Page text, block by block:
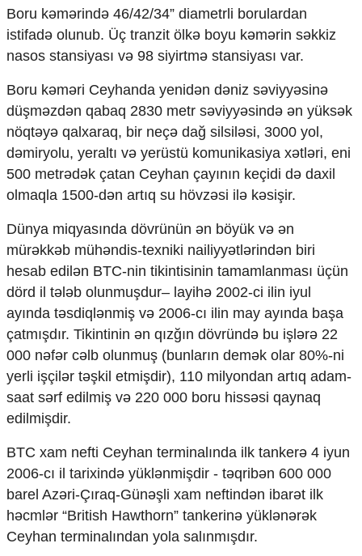
Boru kəmərində 46/42/34” diametrli borulardan
istifadə olunub. Üç tranzit ölkə boyu kəmərin səkkiz
nasos stansiyası və 98 siyirtmə stansiyası var.
Boru kəməri Ceyhanda yenidən dəniz səviyyəsinə
düşməzdən qabaq 2830 metr səviyyəsində ən yüksək
nöqtəyə qalxaraq, bir neçə dağ silsiləsi, 3000 yol,
dəmiryolu, yeraltı və yerüstü komunikasiya xətləri, eni
500 metrədək çatan Ceyhan çayının keçidi də daxil
olmaqla 1500-dən artıq su hövzəsi ilə kəsişir.
Dünya miqyasında dövrünün ən böyük və ən
mürəkkəb mühəndis-texniki nailiyyətlərindən biri
hesab edilən BTC-nin tikintisinin tamamlanması üçün
dörd il tələb olunmuşdur– layihə 2002-ci ilin iyul
ayında təsdiqlənmiş və 2006-cı ilin may ayında başa
çatmışdır. Tikintinin ən qızğın dövründə bu işlərə 22
000 nəfər cəlb olunmuş (bunların demək olar 80%-ni
yerli işçilər təşkil etmişdir), 110 milyondan artıq adam-
saat sərf edilmiş və 220 000 boru hissəsi qaynaq
edilmişdir.
BTC xam nefti Ceyhan terminalında ilk tankerə 4 iyun
2006-cı il tarixində yüklənmişdir - təqribən 600 000
barel Azəri-Çıraq-Günəşli xam neftindən ibarət ilk
həcmlər “British Hawthorn” tankerinə yüklənərək
Ceyhan terminalından yola salınmışdır.